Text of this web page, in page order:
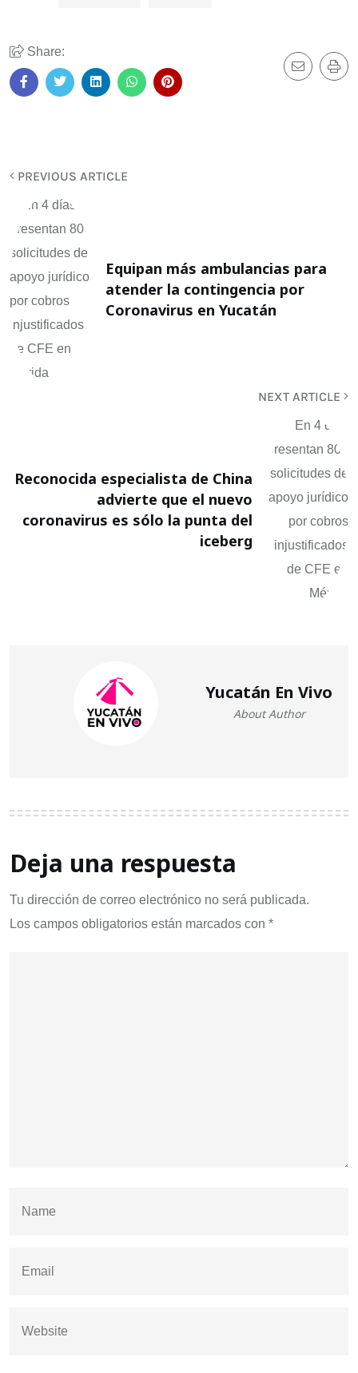
Share:
PREVIOUS ARTICLE
Equipan más ambulancias para
atender la contingencia por
Coronavirus en Yucatán
NEXT ARTICLE
Reconocida especialista de China
advierte que el nuevo
coronavirus es sólo la punta del
iceberg
Yucatán En Vivo
About Author
Deja una respuesta
Tu dirección de correo electrónico no será publicada.
Los campos obligatorios están marcados con *